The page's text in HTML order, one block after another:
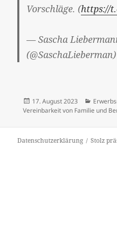
Vorschläge. (https://
— Sascha
Veröffentlicht
am
17. August 2023
Vereinbarkeit von Familie und
Datenschutzerklärung Stolz